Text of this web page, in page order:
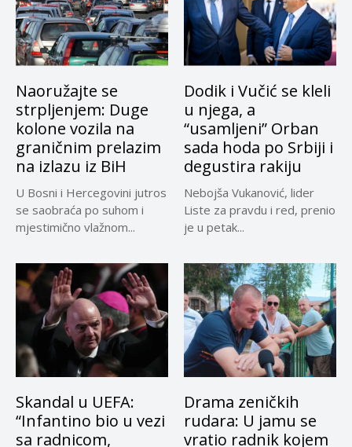
Naoružajte se
strpljenjem: Duge
kolone vozila na
graničnim prelazim
na izlazu iz BiH
U Bosni i Hercegovini jutros
se saobraća po suhom i
mjestimično vlažnom...
Dodik i Vučić se kleli
u njega, a
“usamljeni” Orban
sada hoda po Srbiji i
degustira rakiju
Nebojša Vukanović, lider
Liste za pravdu i red, prenio
je u petak...
Skandal u UEFA:
“Infantino bio u vezi
sa radnicom,
Drama zeničkih
rudara: U jamu se
vratio radnik kojem